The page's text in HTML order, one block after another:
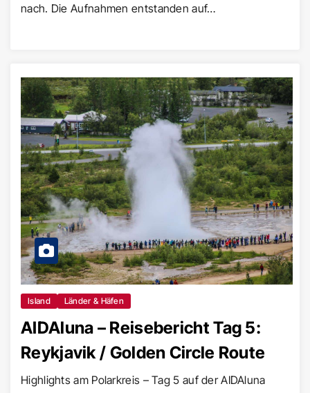
nach. Die Aufnahmen entstanden auf…
Island Länder & Häfen
AIDAluna – Reisebericht Tag 5:
Reykjavik / Golden Circle Route
Highlights am Polarkreis – Tag 5 auf der AIDAluna